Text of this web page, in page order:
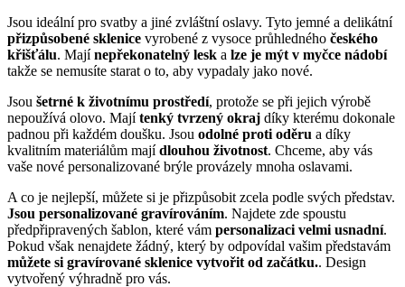
Jsou ideální pro svatby a jiné zvláštní oslavy. Tyto jemné a delikátní
přizpůsobené sklenice vyrobené z vysoce průhledného českého
křišťálu. Majínepřekonatelný lesk a lze je mýt v myčce nádobí
takže se nemusíte starat o to, aby vypadaly jako nové.
Jsou šetrné k životnímu prostředí, protože se při jejich výrobě
nepoužívá olovo. Majítenký tvrzený okraj díky kterému dokonale
padnou při každém doušku. Jsou odolné proti oděru a díky
kvalitním materiálům majídlouhou životnost. Chceme, aby vás
vaše nové personalizované brýle provázely mnoha oslavami.
A co je nejlepší, můžete si je přizpůsobit zcela podle svých představ.
Jsou personalizované gravírováním. Najdete zde spoustu
předpřipravených šablon, které vám personalizaci velmi usnadní.
Pokud však nenajdete žádný, který by odpovídal vašim představám
můžete si gravírované sklenice vytvořit od začátku.. Design
vytvořený výhradně pro vás.